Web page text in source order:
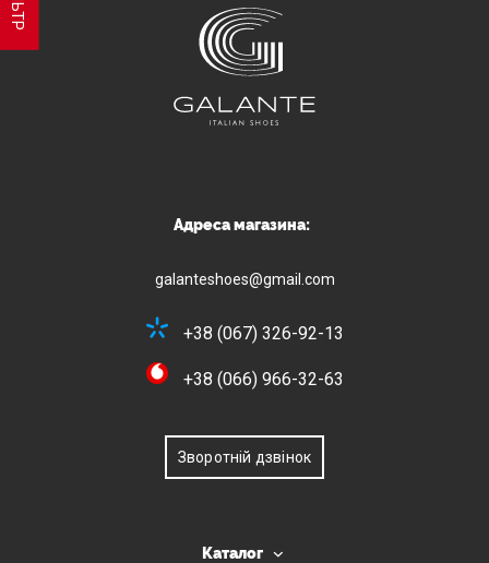
Адреса магазина:
galanteshoes@gmail.com
+38 (067) 326-92-13
+38 (066) 966-32-63
Зворотній дзвінок
Каталог